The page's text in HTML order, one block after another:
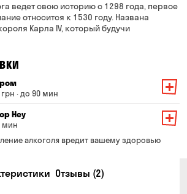
ведет свою историю с 1298 года, первое
относится к 1530 году. Названа
Карла IV, который будучи
· до 90 мин
всего заказа — 200 грн
зависит от суммы всего заказа:
139 грн
Hey
мин
сумма всего заказа — 250 грн
забрать из магазина в удобное
алкоголя вредит вашему здоровью
Отзывы (2)